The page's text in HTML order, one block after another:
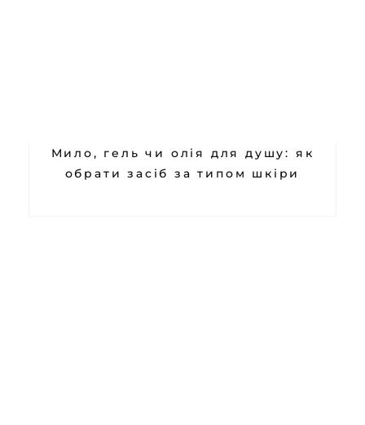
Мило, гель чи олія для душу: як
обрати засіб за типом шкіри